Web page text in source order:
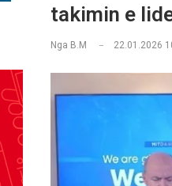
takimin e
Nga B.M 22.01.2026